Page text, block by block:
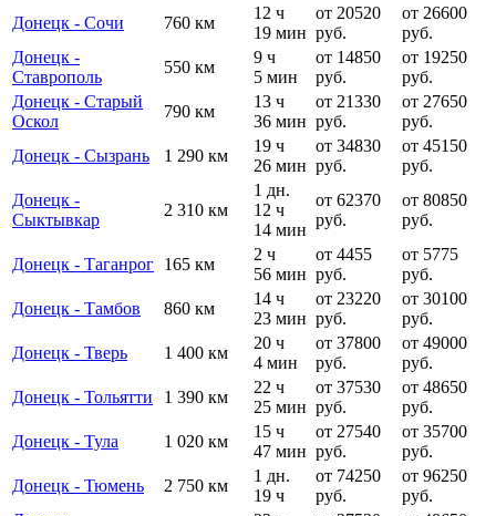
Донецк - Сочи 760 км
12 ч
19 мин
от 20520
руб.
от 26600
руб.
Донецк -
Ставрополь
550 км
9 ч
5 мин
от 14850
руб.
от 19250
руб.
Донецк - Старый
Оскол
790 км
13 ч
36 мин
от 21330
руб.
от 27650
руб.
Донецк - Сызрань
1 290 км
19 ч
26 мин
от 34830
руб.
от 45150
руб.
Донецк -
Сыктывкар
2 310 км
1 дн.
12 ч
14 мин
от 62370
руб.
от 80850
руб.
Донецк - Таганрог 165 км
2 ч
56 мин
от 4455
руб.
от 5775
руб.
Донецк - Тамбов
860 км
14 ч
23 мин
от 23220
руб.
от 30100
руб.
Донецк - Тверь
1 400 км
20 ч
4 мин
от 37800
руб.
от 49000
руб.
Донецк - Тольятти
1 390 км
22 ч
25 мин
от 37530
руб.
от 48650
руб.
Донецк - Тула
1 020 км
15 ч
47 мин
от 27540
руб.
от 35700
руб.
Донецк - Тюмень
2 750 км
1 дн.
19 ч
от 74250
руб.
от 96250
руб.